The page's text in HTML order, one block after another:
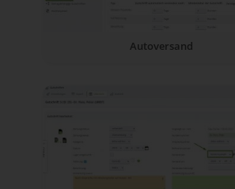
Autoversand